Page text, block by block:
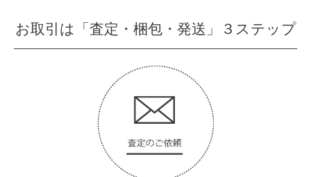
お取引は「査定・梱包・発送」３ステップ